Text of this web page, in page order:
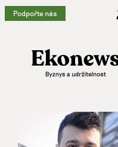
Přeskočit
na
Podpořte nás